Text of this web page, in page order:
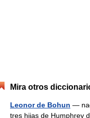
Mira otros
Leonor de Bohun —
tres hijas de Humphrey